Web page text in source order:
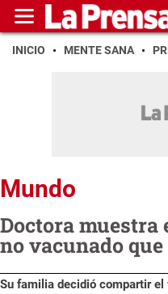
INICIO MENTE SANA
Mundo
Doctora muestra
no vacunado
Su familia decidió compartir el